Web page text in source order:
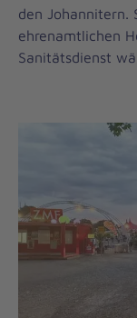
den Johannitern.
ehrenamtlichen
Sanitätsdienst